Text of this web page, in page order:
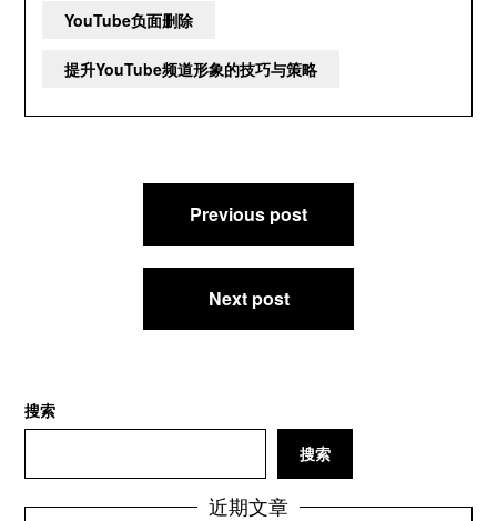
YouTube负面删除
提升YouTube频道形象的技巧与策略
Previous post
Next post
搜索
搜索
近期文章